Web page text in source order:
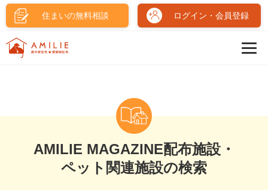
住まいの無料相談 ログイン・会員登録
AMILIE MAGAZINE配布施設・
ペット関連施設の検索